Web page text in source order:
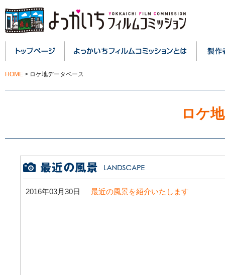
HOME > ロケ地データベース
ロケ
2016年03月30日 最近の風景を紹介いたします